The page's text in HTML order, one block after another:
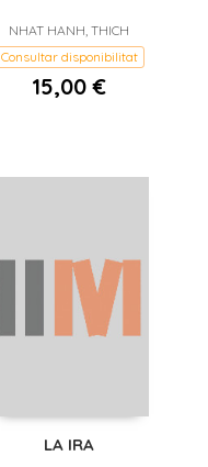
NHAT HANH, THICH
Consultar disponibilitat
15,00 €
LA IRA